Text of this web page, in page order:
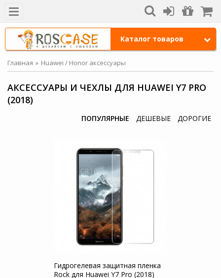
Каталог товаров
Главная Huawei / Honor аксессуары
АКСЕССУАРЫ И ЧЕХЛЫ ДЛЯ HUAWEI Y7 PRO
(2018)
ПОПУЛЯРНЫЕ ДЕШЕВЫЕ ДОРОГИЕ
Гидрогелевая защитная пленка
Rock для Huawei Y7 Pro (2018)